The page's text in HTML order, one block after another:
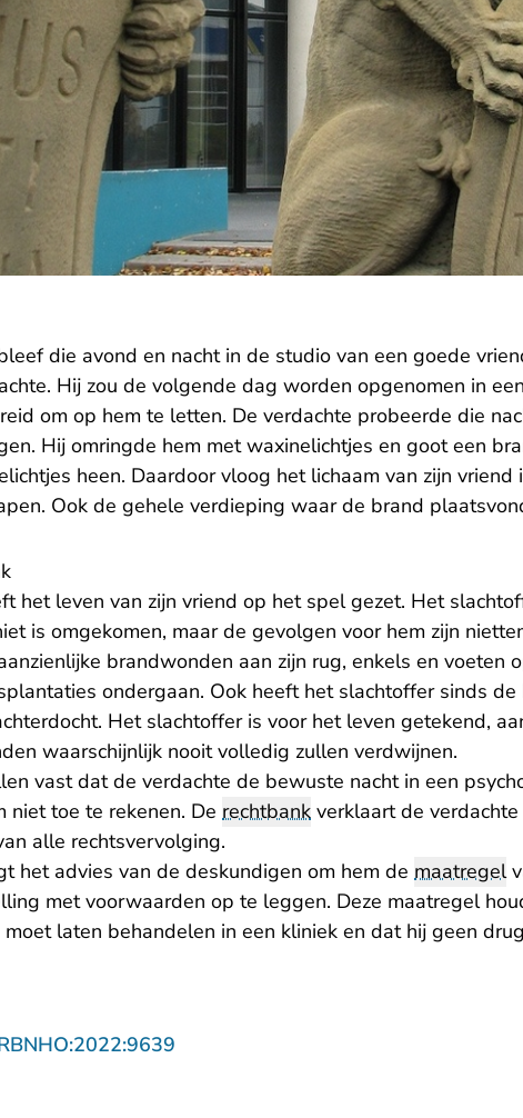
die avond en nacht in de studio van een goede
Hij zou de volgende dag worden opgenomen in
om op hem te letten. De verdachte probeerde die
Hij omringde hem met waxinelichtjes en goot een
heen. Daardoor vloog het lichaam van zijn
Ook de gehele verdieping waar de brand
het leven van zijn vriend op het spel gezet. Het
is omgekomen, maar de gevolgen voor hem zijn
brandwonden aan zijn rug, enkels en voeten
ondergaan. Ook heeft het slachtoffer sinds
Het slachtoffer is voor het leven getekend,
waarschijnlijk nooit volledig zullen verdwijnen.
vast dat de verdachte de bewuste nacht in een
niet toe te rekenen. De rechtbank verklaart de
alle rechtsvervolging.
het advies van de deskundigen om hem de maatregel
met voorwaarden op te leggen. Deze maatregel
moet laten behandelen in een kliniek en dat hij geen